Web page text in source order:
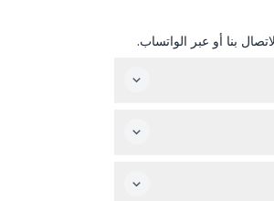
بنا أو عبر الواتساب.